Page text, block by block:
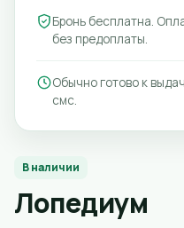
В наличии
Лопедиум
Бронь бесплатна.
без предоплаты.
Обычно готово к
смс.